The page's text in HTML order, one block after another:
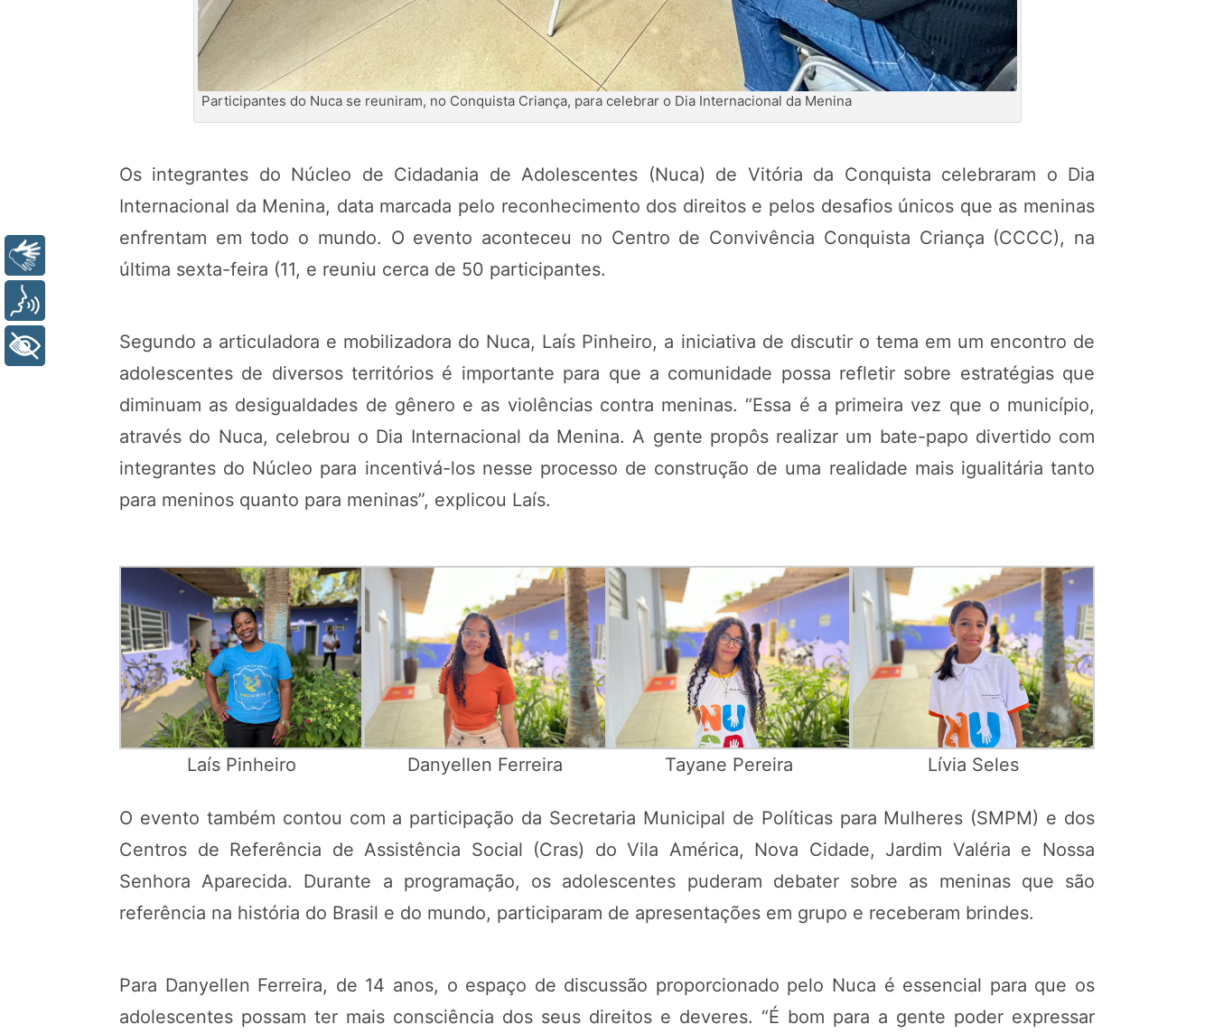
Participantes do Nuca se reuniram, no Conquista Criança, para celebrar o Dia Internacional da Menina
Os integrantes do Núcleo de Cidadania de Adolescentes (Nuca) de Vitória da Conquista celebraram o Dia
Internacional da Menina, data marcada pelo reconhecimento dos direitos e pelos desafios únicos que as meninas
enfrentam em todo o mundo. O evento aconteceu no Centro de Convivência Conquista Criança (CCCC), na
última sexta-feira (11, e reuniu cerca de 50 participantes.
Segundo a articuladora e mobilizadora do Nuca, Laís Pinheiro, a iniciativa de discutir o tema em um encontro de
adolescentes de diversos territórios é importante para que a comunidade possa refletir sobre estratégias que
diminuam as desigualdades de gênero e as violências contra meninas. “Essa é a primeira vez que o município,
através do Nuca, celebrou o Dia Internacional da Menina. A gente propôs realizar um bate-papo divertido com
integrantes do Núcleo para incentivá-los nesse processo de construção de uma realidade mais igualitária tanto
para meninos quanto para meninas”, explicou Laís.
Laís Pinheiro Danyellen Ferreira Tayane Pereira Lívia Seles
O evento também contou com a participação da Secretaria Municipal de Políticas para Mulheres (SMPM) e dos
Centros de Referência de Assistência Social (Cras) do Vila América, Nova Cidade, Jardim Valéria e Nossa
Senhora Aparecida. Durante a programação, os adolescentes puderam debater sobre as meninas que são
referência na história do Brasil e do mundo, participaram de apresentações em grupo e receberam brindes.
Para Danyellen Ferreira, de 14 anos, o espaço de discussão proporcionado pelo Nuca é essencial para que os
adolescentes possam ter mais consciência dos seus direitos e deveres. “É bom para a gente poder expressar
+ Acessibilidade